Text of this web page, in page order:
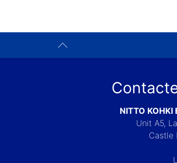
NITTO KOHKI
Unit A5,
Castle